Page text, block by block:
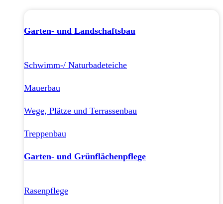
Garten- und Landschaftsbau
Schwimm-/ Naturbadeteiche
Mauerbau
Wege, Plätze und Terrassenbau
Treppenbau
Garten- und Grünflächenpflege
Rasenpflege